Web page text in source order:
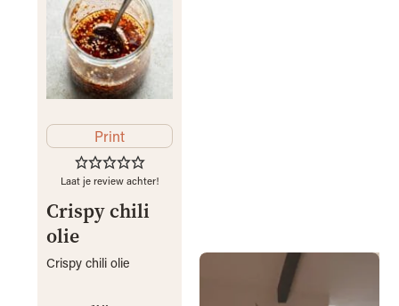
Print
Laat je review achter!
Crispy chili
olie
Crispy chili olie